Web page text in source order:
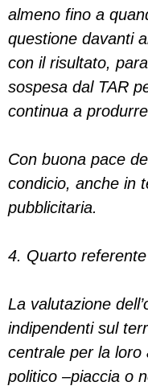
almeno fino a
questione davanti
con il risultato,
sospesa dal TAR
continua a
Con buona pace
condicio, anche in
pubblicitaria.
4. Quarto
La valutazione
indipendenti sul
centrale per la loro
politico –piaccia o